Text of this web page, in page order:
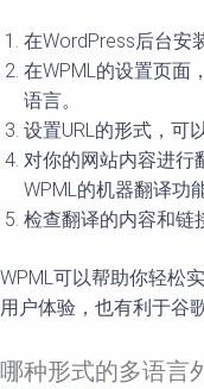
在WordPress后台安
在WPML的设置页面
语言。
设置URL的形式，可
对你的网站内容进行
WPML的机器翻译功能
检查翻译的内容和链
WPML可以帮助你轻松
用户体验，也有利于谷
哪种形式的多语言